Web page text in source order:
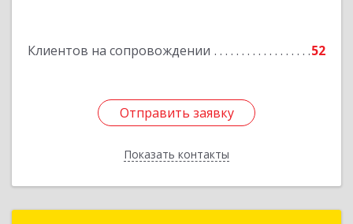
Клиентов на сопровождении 52
Отправить заявку
Показать контакты
Отправить заявку
Назад